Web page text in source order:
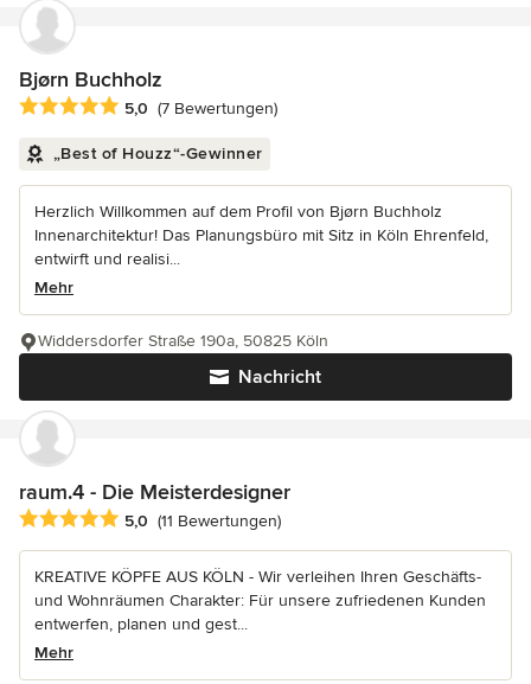
Bjørn Buchholz
Durchschnittliche Bewertung: 5 von 5 Sternen
5,0 (7 Bewertungen)
„Best of Houzz“-Gewinner
Herzlich Willkommen auf dem Profil von Bjørn Buchholz
Innenarchitektur! Das Planungsbüro mit Sitz in Köln Ehrenfeld,
entwirft und realisi...
Mehr
Nachricht
Widdersdorfer Straße 190a, 50825 Köln
raum.4 - Die Meisterdesigner
Durchschnittliche Bewertung: 5 von 5 Sternen
5,0 (11 Bewertungen)
KREATIVE KÖPFE AUS KÖLN - Wir verleihen Ihren Geschäfts-
und Wohnräumen Charakter: Für unsere zufriedenen Kunden
entwerfen, planen und gest...
Mehr